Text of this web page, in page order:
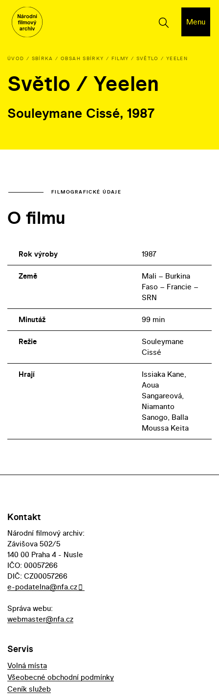
Menu
ÚVOD SBÍRKA OBSAH SBÍRKY FILMY SVĚTLO / YEELEN
Světlo / Yeelen
Souleymane Cissé, 1987
FILMOGRAFICKÉ ÚDAJE
O filmu
Rok výroby 1987
Země
Mali – Burkina
Faso – Francie –
SRN
Minutáž 99 min
Režie
Souleymane
Cissé
Hrají
Issiaka Kane,
Aoua
Sangareová,
Niamanto
Sanogo, Balla
Moussa Keita
Kontakt
Národní filmový archiv:
Závišova 502/5
140 00 Praha 4 - Nusle
IČO: 00057266
DIČ: CZ00057266
e-podatelna@nfa.cz
Správa webu:
webmaster@nfa.cz
Servis
Volná místa
Všeobecné obchodní podmínky
Ceník služeb